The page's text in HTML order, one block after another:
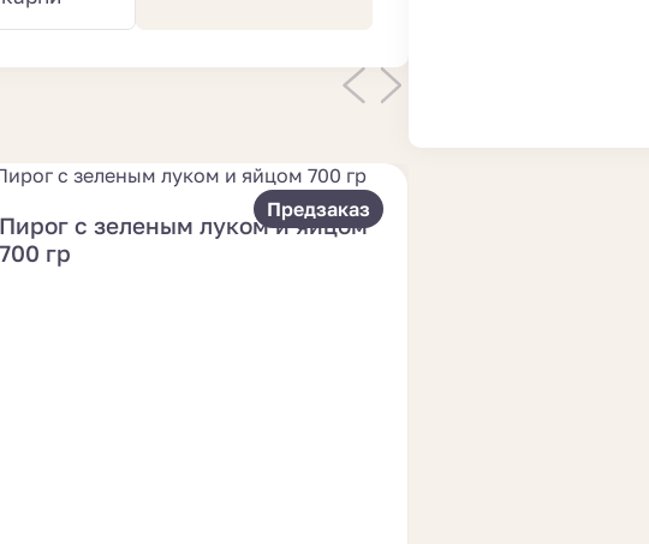
Предзаказ
Пирог с зеленым луком и яйцом
700 гр